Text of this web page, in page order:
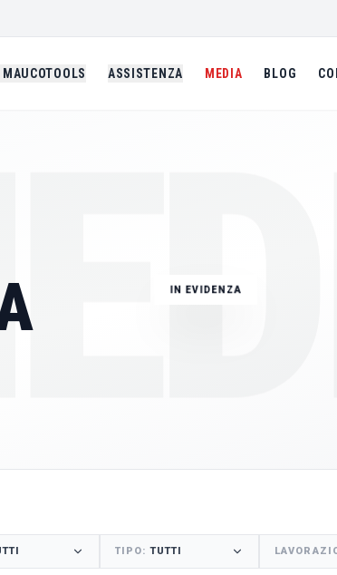
ASSISTENZA MEDIA BLOG
IN EVIDENZA
TIPO: TUTTI